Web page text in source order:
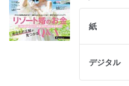
紙
デジタル